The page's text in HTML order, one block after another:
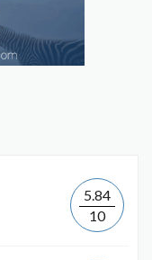
5.84
10